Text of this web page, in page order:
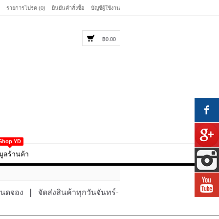
รายการโปรด (0) ยืนยันคำสั่งซื้อ บัญชีผู้ใช้งาน
฿0.00
YD
ลร้านค้า
ดจอง จัดส่งสินค้าทุกวันจันทร์-